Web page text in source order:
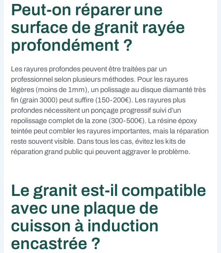
Peut-on réparer une
surface de granit rayée
profondément ?
Les rayures profondes peuvent être traitées par un
professionnel selon plusieurs méthodes. Pour les rayures
légères (moins de 1mm), un polissage au disque diamanté très
fin (grain 3000) peut suffire (150-200€). Les rayures plus
profondes nécessitent un ponçage progressif suivi d’un
repolissage complet de la zone (300-500€). La résine époxy
teintée peut combler les rayures importantes, mais la réparation
reste souvent visible. Dans tous les cas, évitez les kits de
réparation grand public qui peuvent aggraver le problème.
Le granit est-il compatible
avec une plaque de
cuisson à induction
encastrée ?